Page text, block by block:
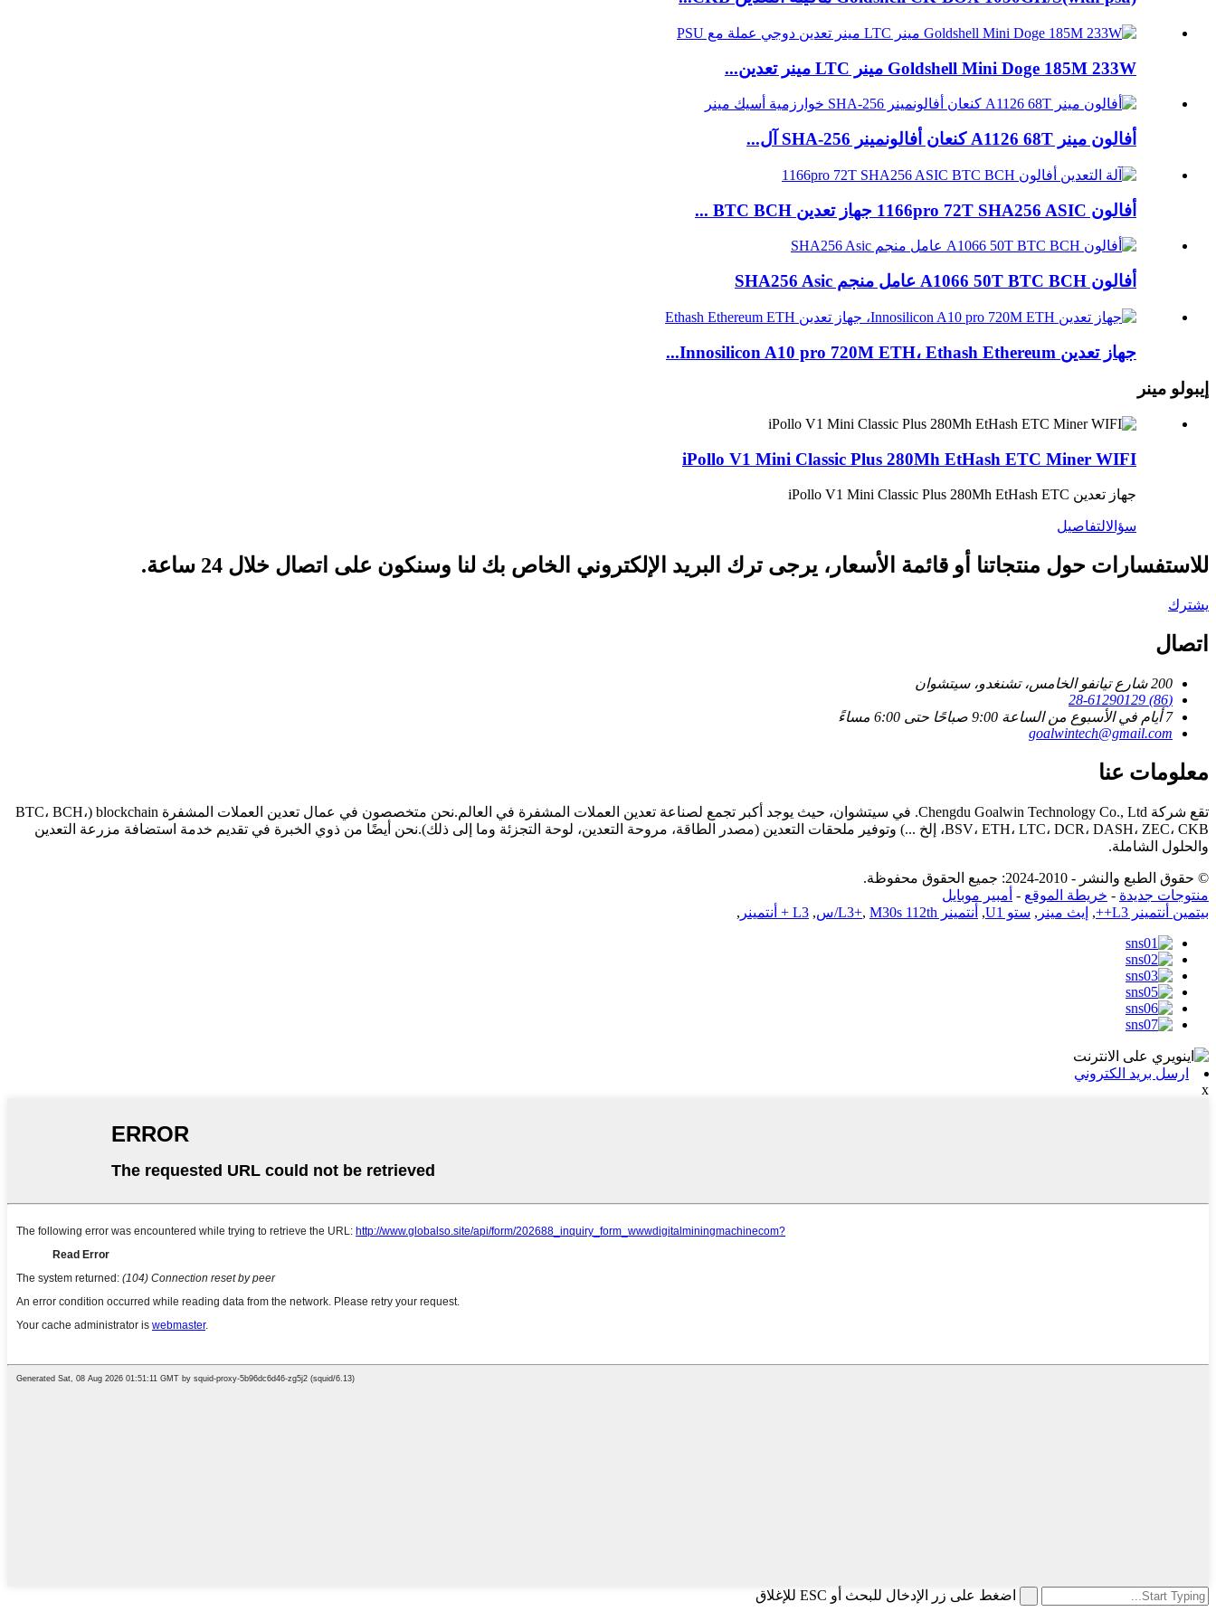
Goldshell Mini Doge 185M 233W مينر LTC مينر تعدين...
أفالون مينر A1126 68T كنعان أفالونمينر SHA-256 آل...
أفالون 1166pro 72T SHA256 ASIC جهاز تعدين BTC BCH ...
أفالون A1066 50T BTC BCH عامل منجم SHA256 Asic
جهاز تعدين Innosilicon A10 pro 720M ETH، Ethash Ethereum...
إيبولو مينر
iPollo V1 Mini Classic Plus 280Mh EtHash ETC Miner WIFI
جهاز تعدين iPollo V1 Mini Classic Plus 280Mh EtHash ETC
سؤالالتفاصيل
للاستفسارات حول منتجاتنا أو قائمة الأسعار، يرجى ترك البريد الإلكتروني الخاص بك لنا وسنكون على اتصال خلال 24 ساعة.
يشترك
اتصال
200 شارع تيانفو الخامس، تشنغدو، سيتشوان
(86) 28-61290129
7 أيام في الأسبوع من الساعة 9:00 صباحًا حتى 6:00 مساءً
goalwintech@gmail.com
معلومات عنا
تقع شركة Chengdu Goalwin Technology Co., Ltd. في سيتشوان، حيث يوجد أكبر تجمع لصناعة تعدين العملات المشفرة في العالم.نحن متخصصون في عمال تعدين العملات المشفرة blockchain (BTC، BCH،
BSV، ETH، LTC، DCR، DASH، ZEC، CKB، إلخ ...) وتوفير ملحقات التعدين (مصدر الطاقة، مروحة التعدين، لوحة التجزئة وما إلى ذلك).نحن أيضًا من ذوي الخبرة في تقديم خدمة استضافة مزرعة التعدين
والحلول الشاملة.
© حقوق الطبع والنشر - 2010-2024: جميع الحقوق محفوظة.
منتوجات جديدة - خريطة الموقع - أمبير موبايل
بيتمين أنتمينر L3++
, إيث مينر , ستو U1 , أنتمينر L3+ , M30s 112th/س , L3 + أنتمينر ,
ارسل بريد الكتروني
x
اضغط على زر الإدخال للبحث أو ESC للإغلاق